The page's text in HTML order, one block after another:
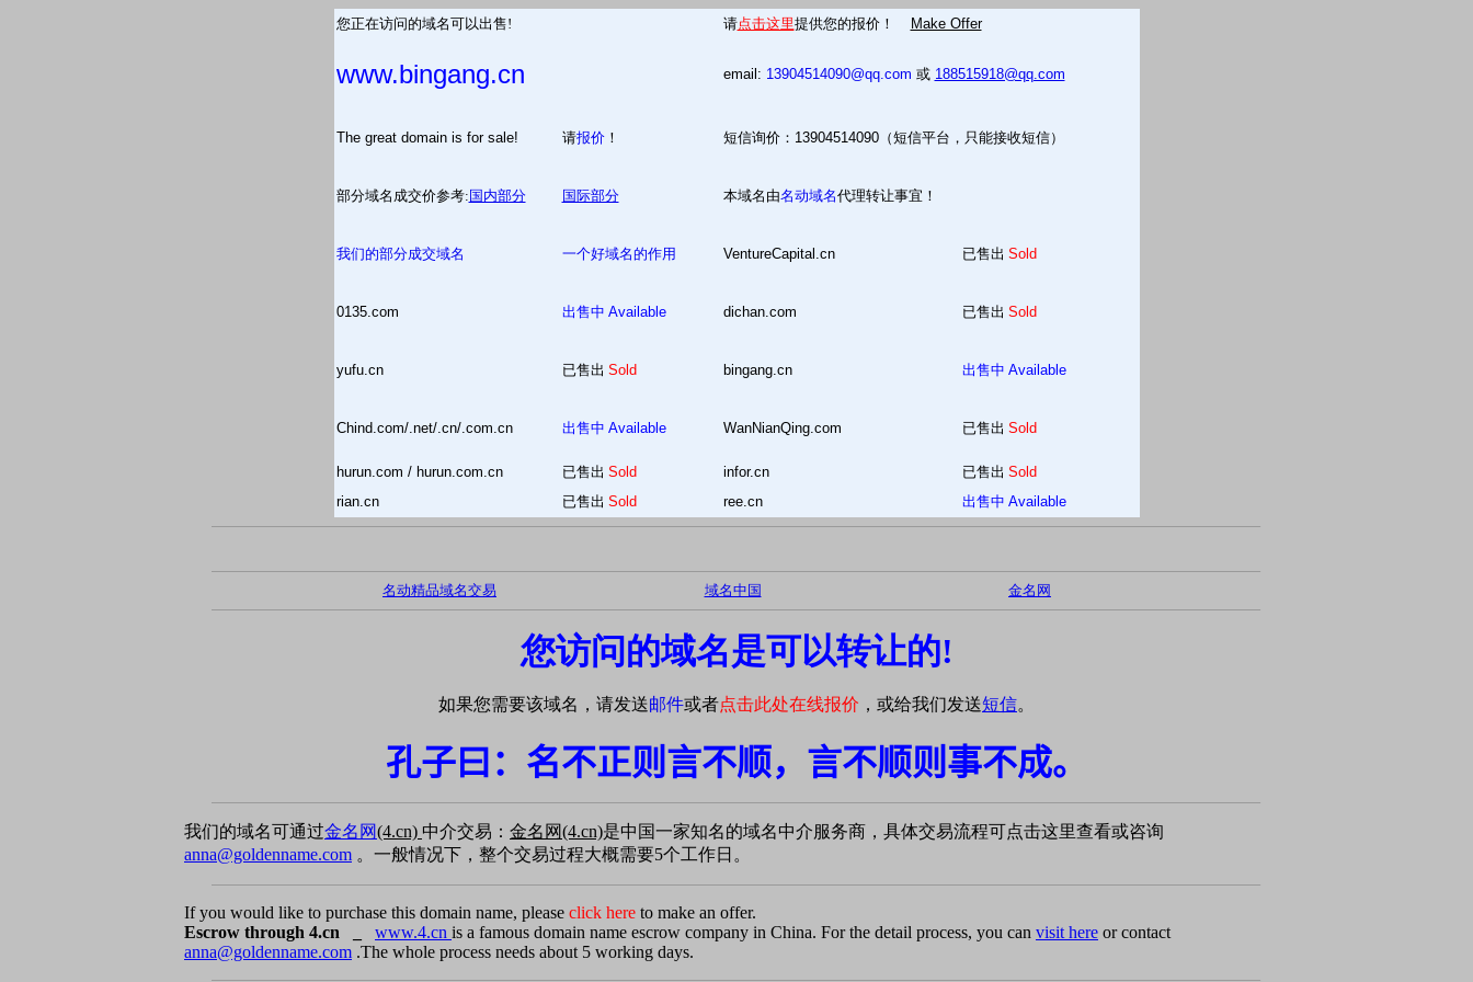
您正在访问的域名可以出售! 请点击这里提供您的报价！ Make Offer
www.bingang.cn email: 13904514090@qq.com 或 188515918@qq.com
The great domain is for sale! 请报价！ 短信询价：13904514090（短信平台，只能接收短信）
部分域名成交价参考: 国内部分 国际部分 本域名由名动域名代理转让事宜！
我们的部分成交域名 一个好域名的作用 VentureCapital.cn 已售出 Sold
0135.com 出售中 Available dichan.com 已售出 Sold
yufu.cn 已售出 Sold bingang.cn 出售中 Available
Chind.com/.net/.cn/.com.cn 出售中 Available WanNianQing.com 已售出 Sold
hurun.com / hurun.com.cn 已售出 Sold infor.cn 已售出 Sold
rian.cn
已售出 Sold ree.cn 出售中 Available
名动精品域名交易 域名中国 金名网
您访问的域名是可以转让的!
如果您需要该域名，请发送邮件或者点击此处在线报价 ，或给我们发送短信。
孔子曰：名不正则言不顺，言不顺则事不成。
我们的域名可通过金名网(4.cn) 中介交易： 金名网(4.cn)是中国一家知名的域名中介服务商，具体交易流程可点击这里查看或咨询
anna@goldenname.com 。一般情况下，整个交易过程大概需要5个工作日。
If you would like to purchase this domain name, please click here to make an offer.
Escrow through 4.cn _ www.4.cn is a famous domain name escrow company in China. For the detail process, you can visit here or contact
anna@goldenname.com .The whole process needs about 5 working days.